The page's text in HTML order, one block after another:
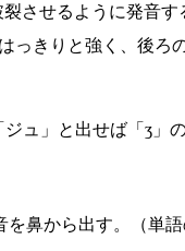
させるように発音す
っきりと強く、後
ュ」と出せば「ʒ」の
鼻から出す。（単